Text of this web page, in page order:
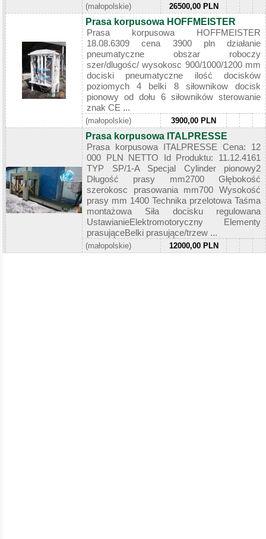
(małopolskie) 26500,00 PLN
Prasa korpusowa HOFFMEISTER
Prasa korpusowa HOFFMEISTER
18.08.6309 cena 3900 pln działanie
pneumatyczne obszar roboczy
szer/dlugośc/ wysokosc 900/1000/1200 mm
dociski pneumatyczne ilość docisków
poziomych 4 belki 8 siłownikow docisk
pionowy od dołu 6 siłowników sterowanie
znak CE ...
(małopolskie) 3900,00 PLN
Prasa korpusowa ITALPRESSE
Prasa korpusowa ITALPRESSE Cena: 12
000 PLN NETTO Id Produktu: 11.12.4161
TYP SP/1-A Specjal Cylinder pionowy2
Długość prasy mm2700 Głębokość
szerokosc prasowania mm700 Wysokość
prasy mm 1400 Technika przelotowa Taśma
montażowa Siła docisku regulowana
UstawianieElektromotoryczny Elementy
prasująceBelki prasujące/trzew ...
(małopolskie) 12000,00 PLN